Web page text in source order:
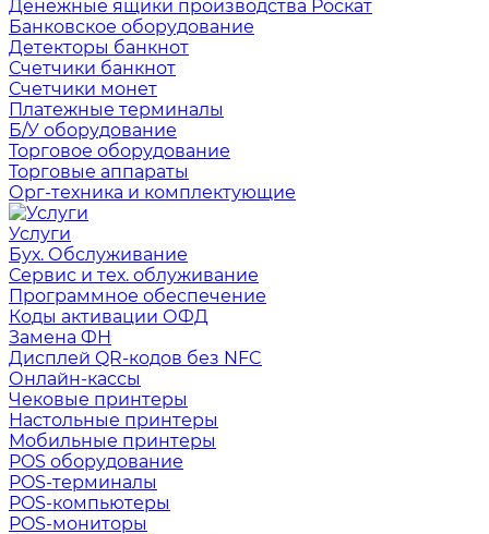
Денежные ящики производства Роскат
Банковское оборудование
Детекторы банкнот
Счетчики банкнот
Счетчики монет
Платежные терминалы
Б/У оборудование
Торговое оборудование
Торговые аппараты
Орг-техника и комплектующие
Услуги
Бух. Обслуживание
Сервис и тех. облуживание
Программное обеспечение
Коды активации ОФД
Замена ФН
Дисплей QR-кодов без NFC
Онлайн-кассы
Чековые принтеры
Настольные принтеры
Мобильные принтеры
POS оборудование
POS-терминалы
POS-компьютеры
POS-мониторы